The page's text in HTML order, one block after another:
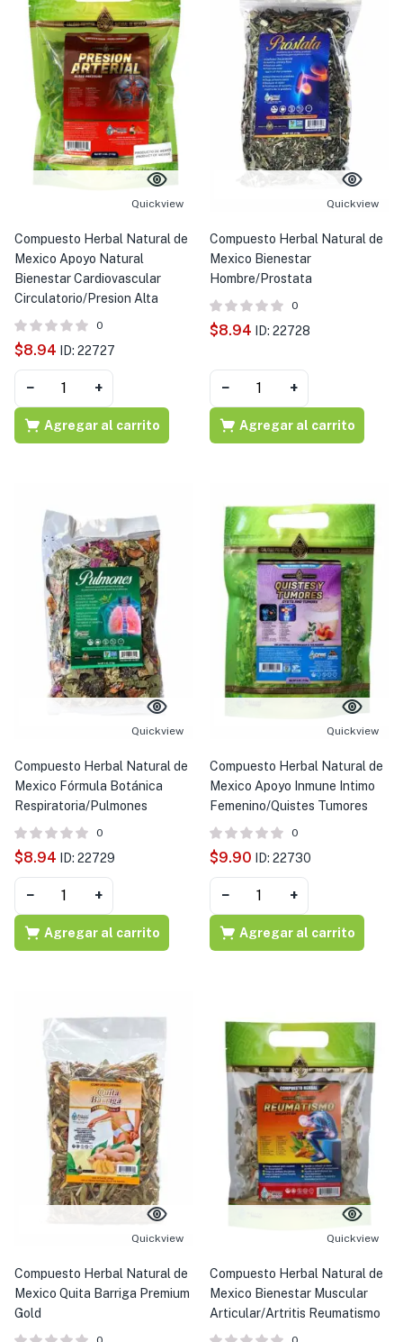
Quickview
Compuesto Herbal Natural de
Mexico Apoyo Natural
Bienestar Cardiovascular
Circulatorio/Presion Alta
0
$8.94 ID: 22727
− +
Agregar al carrito
Quickview
Compuesto Herbal Natural de
Mexico Bienestar
Hombre/Prostata
0
$8.94 ID: 22728
− +
Agregar al carrito
Quickview
Compuesto Herbal Natural de
Mexico Fórmula Botánica
Respiratoria/Pulmones
0
$8.94 ID: 22729
− +
Agregar al carrito
Quickview
Compuesto Herbal Natural de
Mexico Apoyo Inmune Intimo
Femenino/Quistes Tumores
0
$9.90 ID: 22730
− +
Agregar al carrito
Quickview
Compuesto Herbal Natural de
Mexico Quita Barriga Premium
Gold
Quickview
Compuesto Herbal Natural de
Mexico Bienestar Muscular
Articular/Artritis Reumatismo